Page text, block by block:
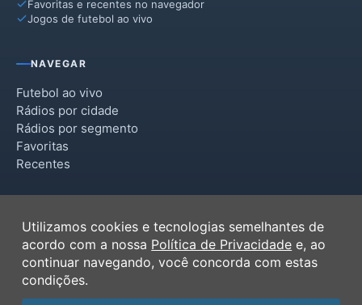
Favoritas e recentes no navegador
Jogos de futebol ao vivo
NAVEGAR
Futebol ao vivo
Rádios por cidade
Rádios por segmento
Favoritas
Recentes
Termos de Uso
Política de Privacidade
Ferramentas
Contato
Utilizamos cookies e tecnologias semelhantes de
acordo com a nossa Política de Privacidade e, ao
continuar navegando, você concorda com estas
condições.